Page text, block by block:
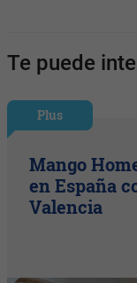
Te puede
Plus
Mango
en España
Valencia